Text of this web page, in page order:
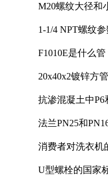
M20螺纹大径和
1-1/4 NPT螺纹
F1010E是什么
20x40x2镀锌方
抗渗混凝土中P6
法兰PN25和
消费者对洗衣机
U型螺栓的国家